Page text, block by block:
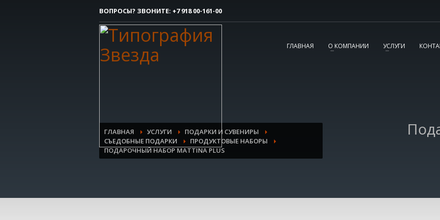
Как сделать заказ
1 Вы делаете заявку.
заказ!
ВОПРОСЫ? ЗВОНИТЕ: +7 918 00-161-00
ГЛАВНАЯ О КОМПАНИИ УСЛУГИ
ГЛАВНАЯ УСЛУГИ
ПОДАРКИ И СУВЕНИРЫ
СЪЕДОБНЫЕ ПОДАРКИ
ПРОДУКТОВЫЕ НАБОРЫ
ПОДАРОЧНЫЙ НАБОР MATTINA PLUS